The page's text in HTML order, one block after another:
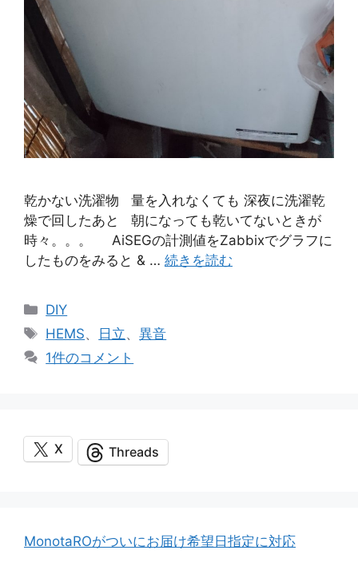
乾かない洗濯物 量を入れなくても 深夜に洗濯乾
燥で回したあと 朝になっても乾いてないときが
時々。。。 AiSEGの計測値をZabbixでグラフに
したものをみると & … 続きを読む
カ
テ
リ
DIY
タ
グ
HEMS、 日立、異音
1件のコメント
X Threads
MonotaROがついにお届け希望日指定に対応